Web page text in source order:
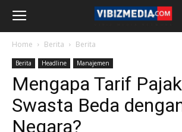
Home Berita Berita
Berita Headline Manajemen
Mengapa Tarif
Swasta Beda
Negara?